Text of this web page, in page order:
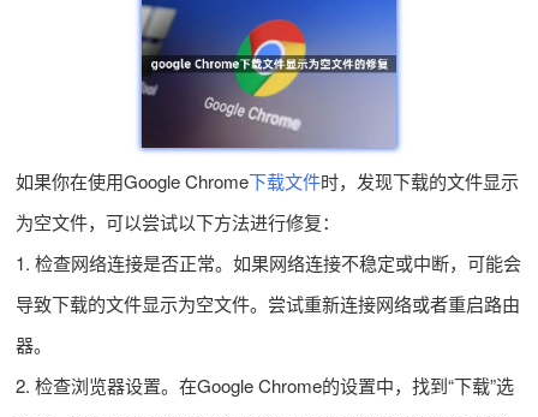
如果你在使用Google Chrome下载文件时，发现下载的文件显示
为空文件，可以尝试以下方法进行修复：
1. 检查网络连接是否正常。如果网络连接不稳定或中断，可能会
导致下载的文件显示为空文件。尝试重新连接网络或者重启路由
器。
2. 检查浏览器设置。在Google Chrome的设置中，找到“下载”选